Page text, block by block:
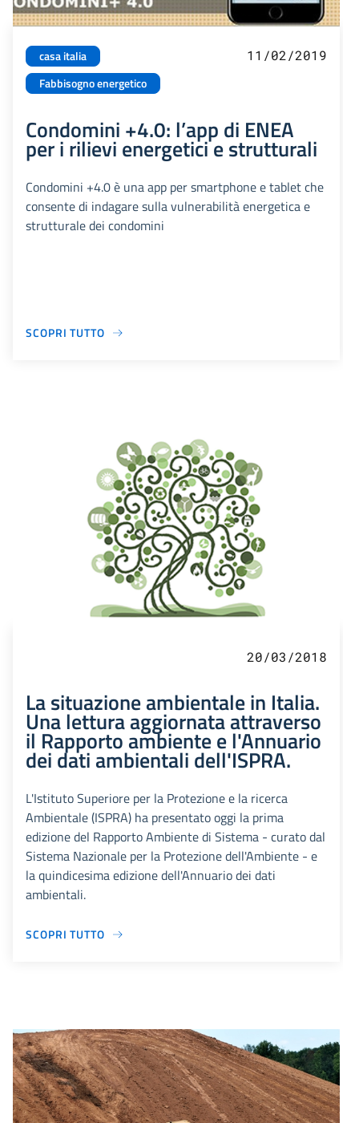
casa italia
Fabbisogno energetico
11/02/2019
Condomini +4.0: l’app di ENEA
per i rilievi energetici e strutturali
Condomini +4.0 è una app per smartphone e tablet che
consente di indagare sulla vulnerabilità energetica e
strutturale dei condomini
SCOPRI TUTTO
20/03/2018
La situazione ambientale in Italia.
Una lettura aggiornata attraverso
il Rapporto ambiente e l'Annuario
dei dati ambientali dell'ISPRA.
L'Istituto Superiore per la Protezione e la ricerca
Ambientale (ISPRA) ha presentato oggi la prima
edizione del Rapporto Ambiente di Sistema - curato dal
Sistema Nazionale per la Protezione dell'Ambiente - e
la quindicesima edizione dell'Annuario dei dati
ambientali.
SCOPRI TUTTO